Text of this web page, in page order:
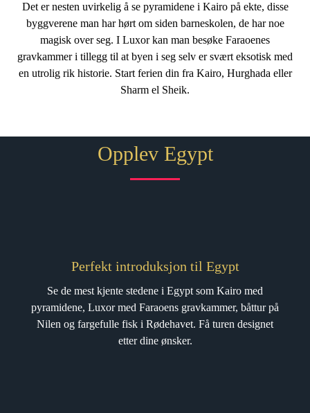
Det er nesten uvirkelig å se pyramidene i Kairo på ekte, disse
byggverene man har hørt om siden barneskolen, de har noe
magisk over seg. I Luxor kan man besøke Faraoenes
gravkammer i tillegg til at byen i seg selv er svært eksotisk med
en utrolig rik historie. Start ferien din fra Kairo, Hurghada eller
Sharm el Sheik.
Opplev Egypt
Perfekt introduksjon til Egypt
Se de mest kjente stedene i Egypt som Kairo med
pyramidene, Luxor med Faraoens gravkammer, båttur på
Nilen og fargefulle fisk i Rødehavet. Få turen designet
etter dine ønsker.